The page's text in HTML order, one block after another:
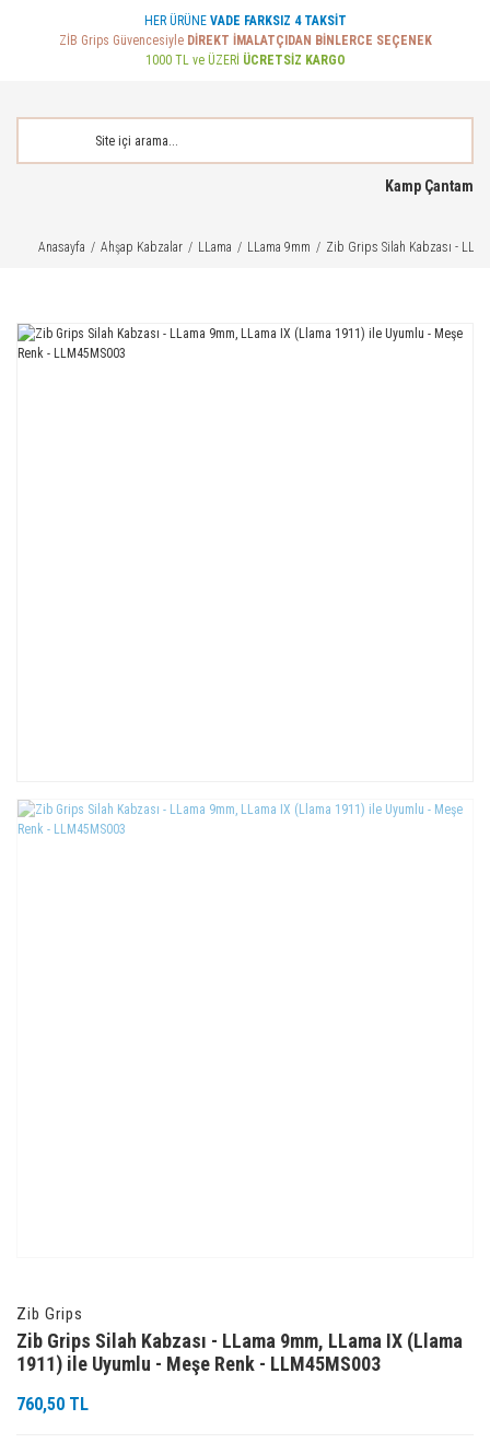
HER ÜRÜNE VADE FARKSIZ 4 TAKSİT
ZİB Grips Güvencesiyle DİREKT İMALATÇIDAN BİNLERCE SEÇENEK
1000 TL ve ÜZERİ ÜCRETSİZ KARGO
Kamp Çantam
Anasayfa Ahşap Kabzalar LLama LLama 9mm Zib Grips Silah Kabzası -
Zib Grips
Zib Grips Silah Kabzası - LLama 9mm, LLama IX (Llama
1911) ile Uyumlu - Meşe Renk - LLM45MS003
760,50 TL